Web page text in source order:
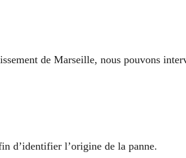
de Marseille, nous pouvons
d’identifier l’origine de la panne.